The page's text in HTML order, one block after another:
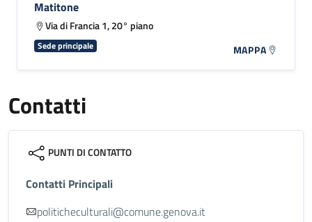
Matitone
Via di Francia 1, 20° piano
Sede principale MAPPA
Contatti
PUNTI DI CONTATTO
Contatti Principali
politicheculturali@comune.genova.it